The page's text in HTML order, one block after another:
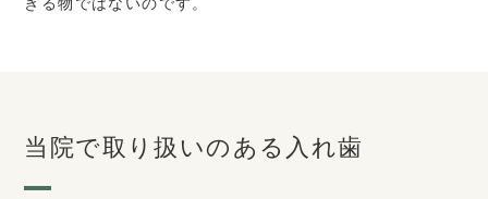
当院で取り扱いのある入れ歯